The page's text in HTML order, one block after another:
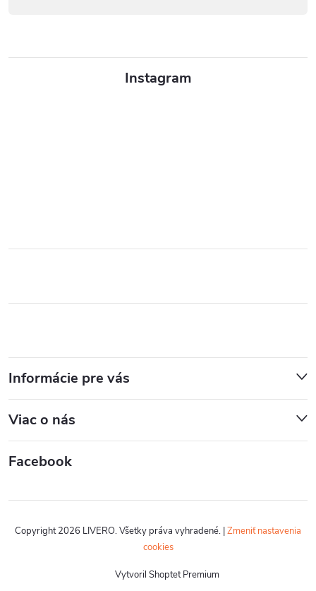
Instagram
Informácie pre vás
Viac o nás
Facebook
Vytvoril Shoptet Premium
Copyright 2026 LIVERO. Všetky práva vyhradené. |Zmeniť nastavenia
cookies